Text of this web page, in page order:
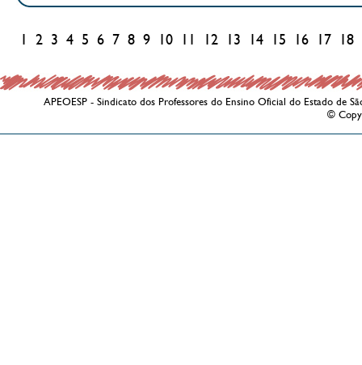
2 3 4 5 6 7 8 9 10 12 13 14 15 16 17 18
APEOESP - Sindicato dos Professores do Ensino Oficial do Estado de
©